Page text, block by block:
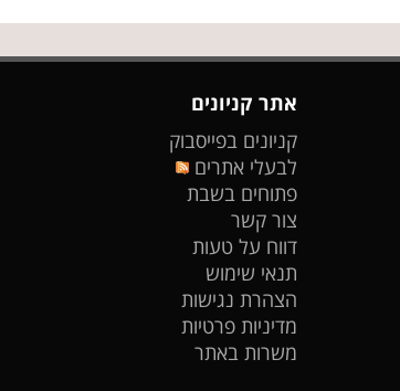
אתר קניונים
קניונים בפייסבוק
לבעלי אתרים
פתוחים בשבת
צור קשר
דווח על טעות
תנאי שימוש
הצהרת נגישות
מדיניות פרטיות
משרות באתר